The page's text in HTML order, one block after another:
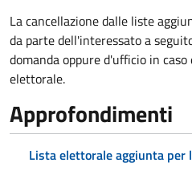
La cancellazione dalle liste
da parte dell'interessato a
domanda oppure d'ufficio in
elettorale.
Approfondimenti
Lista elettorale aggiunta per